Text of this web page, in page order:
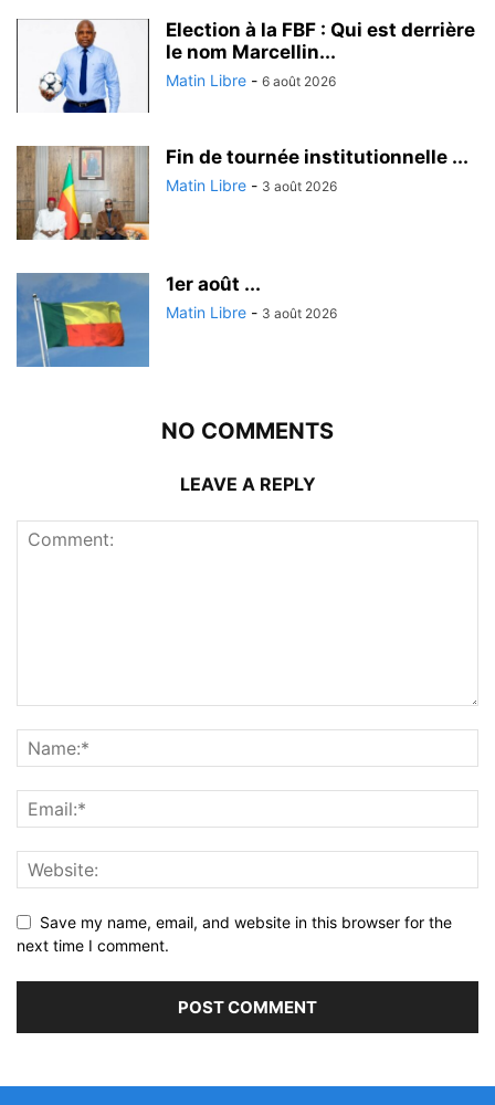
Election à la FBF : Qui est derrière
le nom Marcellin...
Matin Libre - 6 août 2026
Fin de tournée institutionnelle ...
Matin Libre - 3 août 2026
1er août ...
Matin Libre - 3 août 2026
NO COMMENTS
LEAVE A REPLY
Save my name, email, and website in this browser for the
next time I comment.